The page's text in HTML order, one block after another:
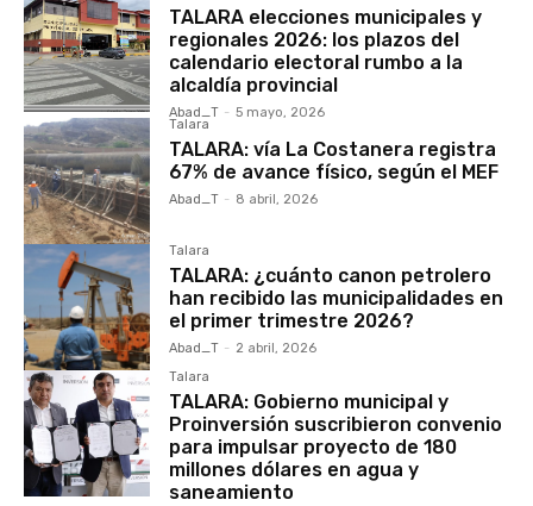
TALARA elecciones municipales y
regionales 2026: los plazos del
calendario electoral rumbo a la
alcaldía provincial
Abad_T - 5 mayo, 2026
Talara
TALARA: vía La Costanera registra
67% de avance físico, según el MEF
Abad_T - 8 abril, 2026
Talara
TALARA: ¿cuánto canon petrolero
han recibido las municipalidades en
el primer trimestre 2026?
Abad_T - 2 abril, 2026
Talara
TALARA: Gobierno municipal y
Proinversión suscribieron convenio
para impulsar proyecto de 180
millones dólares en agua y
saneamiento